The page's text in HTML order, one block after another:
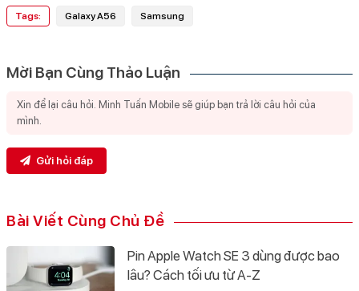
Tags: Galaxy A56 Samsung
Mời Bạn Cùng Thảo Luận
Gửi hỏi đáp
Bài Viết Cùng Chủ Đề
Pin Apple Watch SE 3 dùng được bao
lâu? Cách tối ưu từ A-Z